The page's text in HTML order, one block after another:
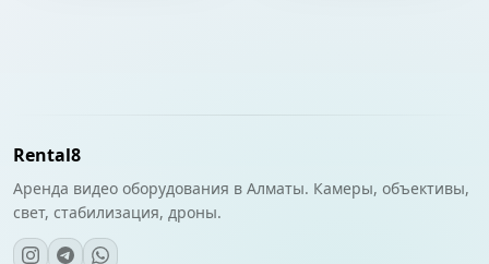
Rental8
Аренда видео оборудования в Алматы. Камеры, объективы,
свет, стабилизация, дроны.